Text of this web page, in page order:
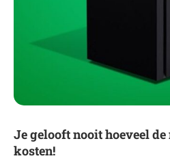
Je gelooft nooit hoeveel
kosten!